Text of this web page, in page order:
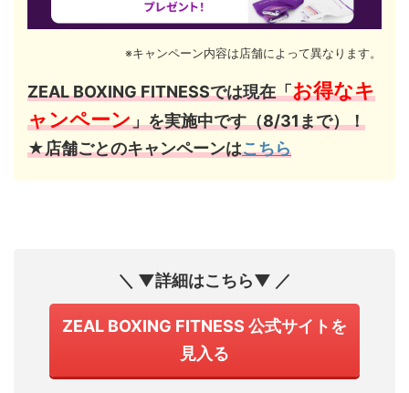
※キャンペーン内容は店舗によって異なります。
ZEAL BOXING FITNESSでは現在「お得なキ
ャンペーン」を実施中です（8/31まで）！
★店舗ごとのキャンペーンはこちら
＼ ▼詳細はこちら▼ ／
ZEAL BOXING FITNESS 公式サイトを
見入る